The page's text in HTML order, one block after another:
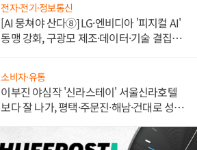
전자·전기·정보통신
[AI 뭉쳐야 산다⑧] LG·엔비디아 '피지컬 AI'
동맹 강화, 구광모 제조·데이터·기술 결집
소비자·유통
이부진 야심작 '신라스테이' 서울신라호텔
보다 잘 나가, 평택·주문진·해남·건대로 성